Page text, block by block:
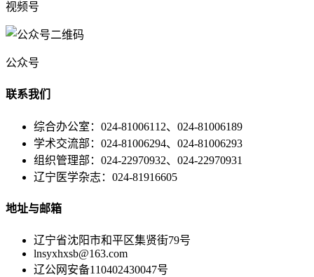
视频号
公众号
联系我们
综合办公室：024-81006112、024-81006189
学术交流部：024-81006294、024-81006293
组织管理部：024-22970932、024-22970931
辽宁医学杂志：024-81916605
地址与邮箱
辽宁省沈阳市和平区集贤街79号
lnsyxhxsb@163.com
辽公网安备110402430047号